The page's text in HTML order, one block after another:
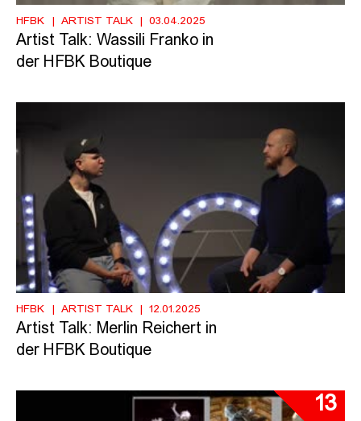
HFBK ARTIST TALK 03.04.2025
Artist Talk: Wassili Franko in
der HFBK Boutique
HFBK ARTIST TALK 12.01.2025
Artist Talk: Merlin Reichert in
der HFBK Boutique
13